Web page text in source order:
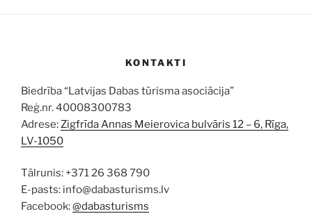
KONTAKTI
Biedrība “Latvijas Dabas tūrisma asociācija”
Reģ.nr. 40008300783
Adrese:Zigfrīda Annas Meierovica bulvāris 12 – 6, Rīga,
LV-1050
Tālrunis: +371 26 368 790
E-pasts: info@dabasturisms.lv
Facebook:@dabasturisms